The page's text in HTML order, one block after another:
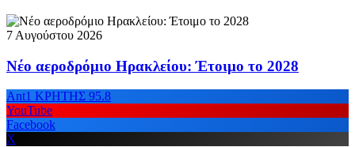
7 Αυγούστου 2026
Νέο αεροδρόμιο Ηρακλείου: Έτοιμο το 2028
Ant1 ΚΡΗΤΗΣ 95.8
YouTube
Facebook
X